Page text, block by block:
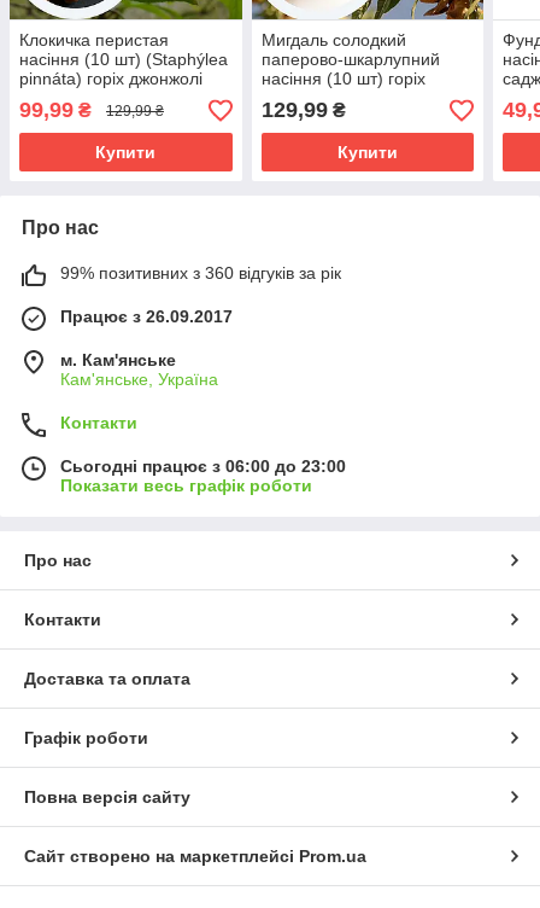
Клокичка перистая
насіння (10 шт) (Staphýlea
pinnáta) горіх джонжолі
європейський
99,99 ₴ 129,99 ₴
Купити
Мигдаль солодкий
паперово-шкарлупний
насіння (10 шт) горіх
129,99₴
Купити
Про нас
99% позитивних з 360 відгуків за рік
Працює з 26.09.2017
м. Кам'янське
Кам'янське, Україна
Контакти
Сьогодні працює з 06:00 до 23:00
Показати весь графік роботи
Про нас
Контакти
Доставка та оплата
Графік роботи
Повна версія сайту
Сайт створено на маркетплейсі Prom.ua